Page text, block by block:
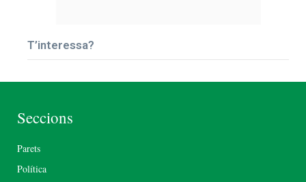
T’interessa?
Seccions
Parets
Política